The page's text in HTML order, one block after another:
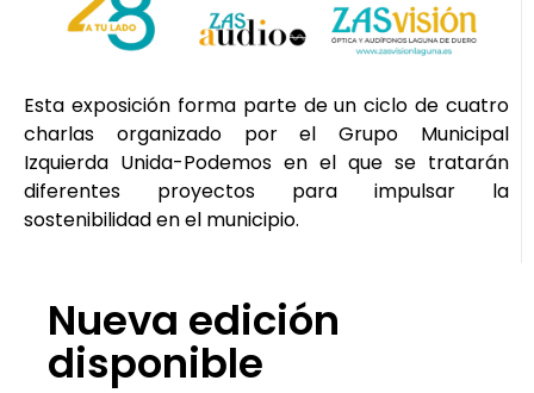
Esta exposición forma parte de un ciclo de cuatro
charlas organizado por el Grupo Municipal
Izquierda Unida-Podemos en el que se tratarán
diferentes proyectos para impulsar la
sostenibilidad en el municipio.
Nueva edición
disponible